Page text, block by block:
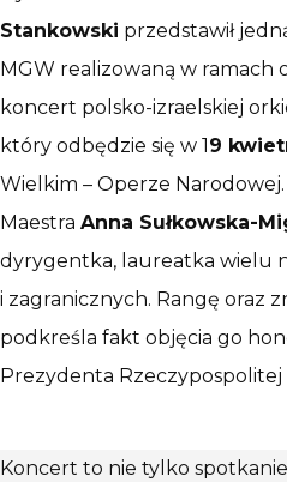
Stankowski przedstawił
MGW realizowaną w ramach
koncert polsko-izraelskiej
który odbędzie się w 1 9
Wielkim – Operze
Maestra Anna Sułkowska-
dyrygentka, laureatka wielu
i zagranicznych. Rangę oraz
podkreśla fakt objęcia go
Prezydenta Rzeczypospolitej
Koncert to nie tylko